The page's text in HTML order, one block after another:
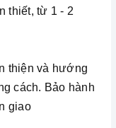
thiết, từ 1 - 2
thiện và hướng
cách. Bảo hành
bàn giao